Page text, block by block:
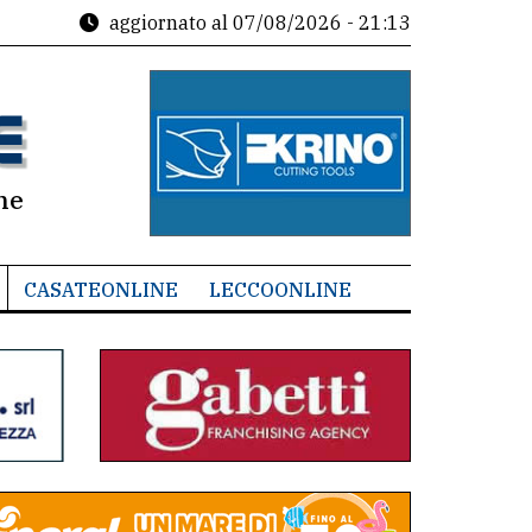
aggiornato al 07/08/2026 - 21:13
CASATEONLINE LECCOONLINE